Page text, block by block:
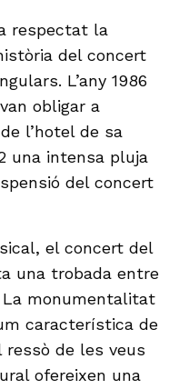
respectat la
del concert
L’any 1986
obligar a
l’hotel de sa
una intensa pluja
del concert
el concert del
una trobada entre
monumentalitat
característica de
ressò de les veus
ofereixen una